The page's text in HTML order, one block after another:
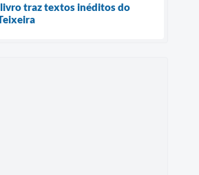
traz textos inéditos do